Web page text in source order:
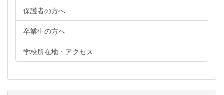
保護者の方へ
卒業生の方へ
学校所在地・アクセス